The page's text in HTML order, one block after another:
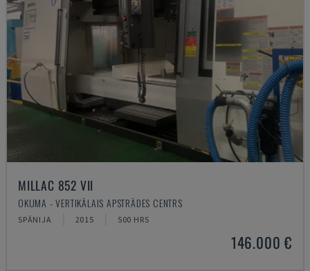
MILLAC 852 VII
OKUMA - VERTIKĀLAIS APSTRĀDES CENTRS
SPĀNIJA 2015 500 HRS
146.000 €